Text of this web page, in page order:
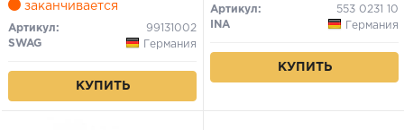
заканчивается
Артикул:
99131002
SWAG
Германия
КУПИТЬ
Артикул:
553 0231 10
INA
Германия
КУПИТЬ